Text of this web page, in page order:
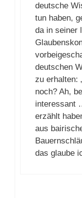
deutsche
tun haben,
da in seiner
deutschen
zu erhalten:
noch? Ah,
interessant
erzählt
aus
das glaube